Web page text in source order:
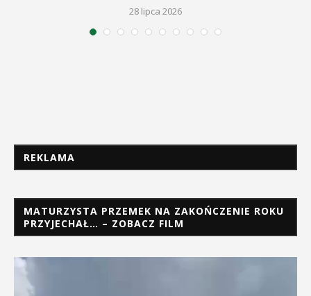
28 lipca 2026
REKLAMA
MATURZYSTA PRZEMEK NA ZAKOŃCZENIE ROKU
PRZYJECHAŁ… – ZOBACZ FILM
Odtwarzacz